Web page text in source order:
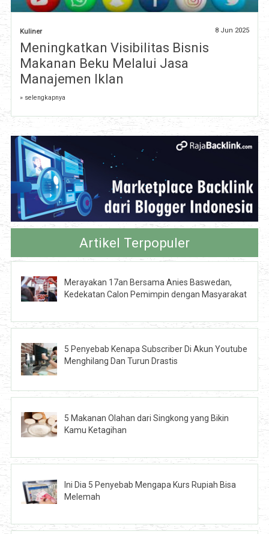
Kuliner 8 Jun 2025
Meningkatkan Visibilitas Bisnis
Makanan Beku Melalui Jasa
Manajemen Iklan
» selengkapnya
Artikel Terpopuler
Merayakan 17an Bersama Anies Baswedan,
Kedekatan Calon Pemimpin dengan Masyarakat
5 Penyebab Kenapa Subscriber Di Akun Youtube
Menghilang Dan Turun Drastis
5 Makanan Olahan dari Singkong yang Bikin
Kamu Ketagihan
Ini Dia 5 Penyebab Mengapa Kurs Rupiah Bisa
Melemah